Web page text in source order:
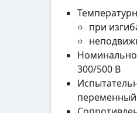
при
300/500 В
переменный